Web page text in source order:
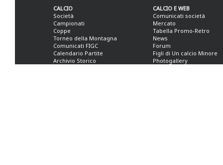
CALCIO
Società
Campionati
Coppe
Torneo della Montagna
Comunicati FIGC
Calendario Partite
Archivio Storico
CALCIO E WEB
Comunicati società
Mercato
Tabella Promo-Retro
News
Forum
Figli di Un calcio Minore
Photogallery